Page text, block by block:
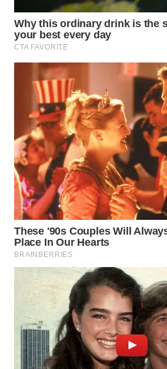
WN
BOGOR
WN
DEPOK
WN
TAPANULI
UTARA
WN
SAMOSIR
WN
PADANG
LAWAS
SUMEDANG
CIANJUR
WN
KEPULAUAN